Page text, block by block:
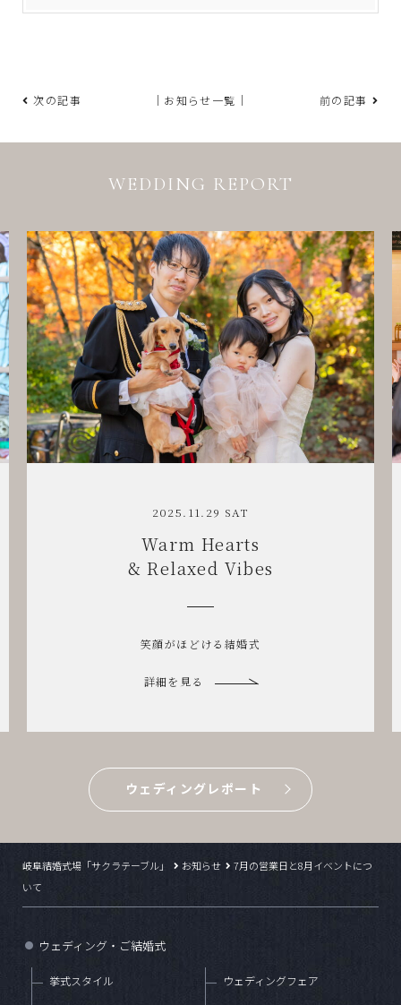
次の記事 ｜お知らせ一覧｜ 前の記事
WEDDING REPORT
2025.11.01 SAT
A Serene
Garden Wedding
支えられて迎えた特別な一日
詳細を見る
ウェディングレポート
岐阜結婚式場「サクラテーブル」 お知らせ
7月の営業日と8月イベントにつ
いて
● ウェディング・ご結婚式
挙式スタイル ウェディングフェア